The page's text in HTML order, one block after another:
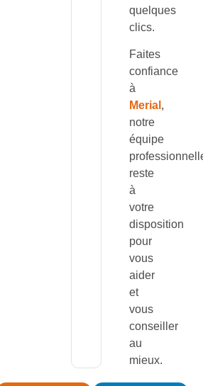
quelques
clics.
Faites
confiance
à
Merial ,
notre
équipe
reste
à
votre
disposition
pour
vous
aider
et
vous
conseiller
au
mieux.